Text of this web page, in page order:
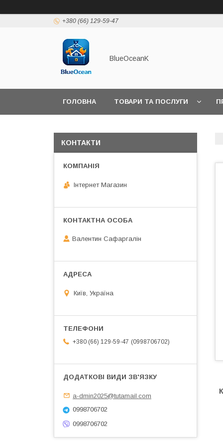
+380 (66) 129-59-47
BlueOceanK
ГОЛОВНА ТОВАРИ ТА ПОСЛУГИ
КОНТАКТИ
Інтернет Магазин
Валентин Сафаргалін
Київ, Україна
+380 (66) 129-59-47 0998706702
a-dmin2025@tutamail.com
0998706702
0998706702